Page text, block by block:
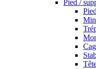
Pied /